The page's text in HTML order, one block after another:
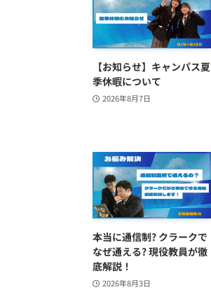
【お知らせ】キャンパス夏
季休暇について
2026年8月7日
本当に通信制? クラークで
なぜ通える? 現役教員が徹
底解説！
2026年8月3日